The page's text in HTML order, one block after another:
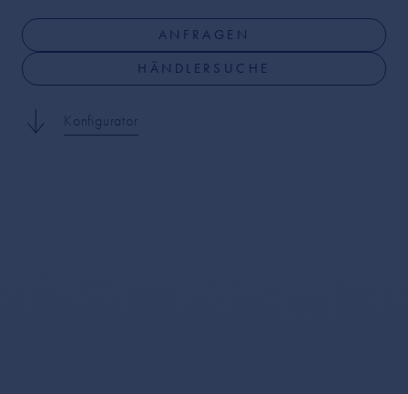
ANFRAGEN
HÄNDLERSUCHE
Konfigurator